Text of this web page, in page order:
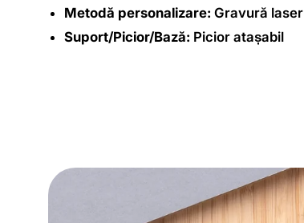
Metodă personalizare: Gravură laser
Suport/Picior/Bază: Picior atașabil